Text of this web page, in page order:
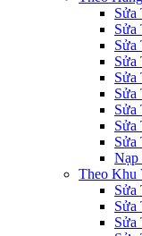
Sửa
Sửa
Sửa
Sửa
Sửa
Sửa
Sửa
Sửa
Sửa
Nạp
Theo Khu
Sửa
Sửa
Sửa